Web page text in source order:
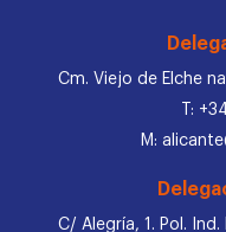
Cm. Viejo de Elche
T:
M:
C/ Alegría, 1. Pol.